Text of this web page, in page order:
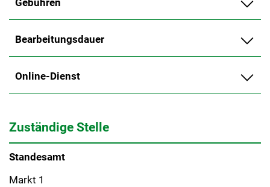
Gebühren
Bearbeitungsdauer
Online-Dienst
Zuständige Stelle
Standesamt
Markt 1